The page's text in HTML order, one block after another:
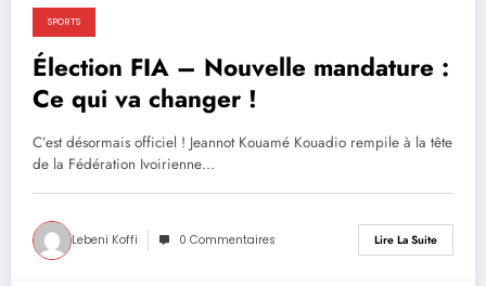
SPORTS
Élection FIA – Nouvelle mandature :
Ce qui va changer !
C’est désormais officiel ! Jeannot Kouamé Kouadio rempile à la tête
de la Fédération Ivoirienne…
Lebeni Koffi 0 Commentaires Lire La Suite